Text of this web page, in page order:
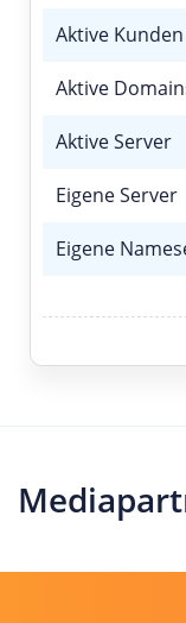
Aktive Kunden
Aktive
Aktive Server
Eigene Server
Eigene